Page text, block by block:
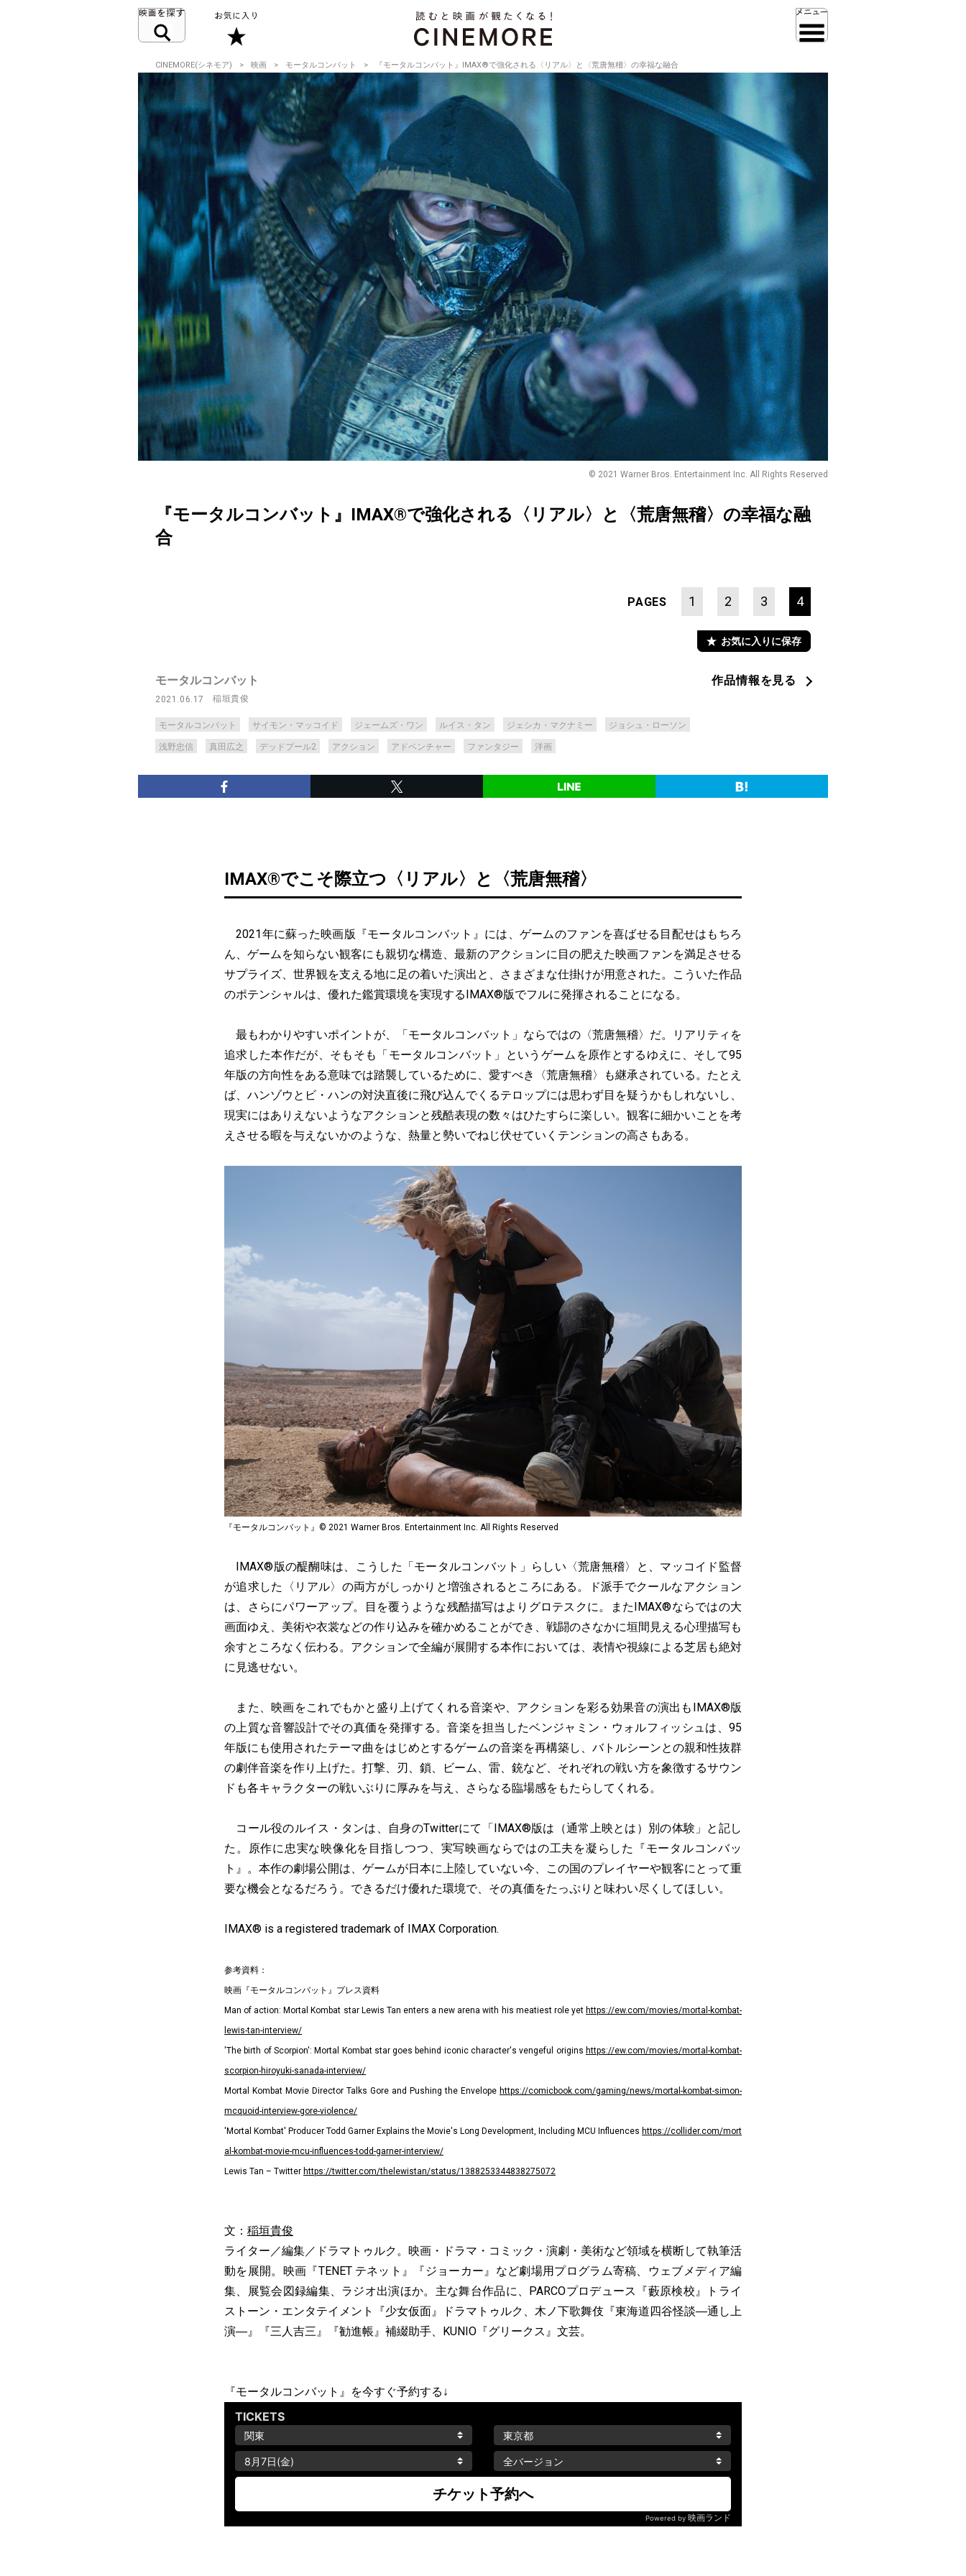
CINEMORE(シネモア) 映画 モータルコンバット 『モータルコンバット』IMAX®で強化される〈リアル〉と〈荒唐無稽〉の幸福な融合
© 2021 Warner Bros. Entertainment Inc. All Rights Reserved
『モータルコンバット』IMAX®で強化される〈リアル〉と〈荒唐無稽〉の幸福な融
合
PAGES 1 2 3 4
お気に入りに保存
モータルコンバット
2021.06.17 稲垣貴俊
モータルコンバット サイモン・マッコイド ジェームズ・ワン ルイス・タン ジェシカ・マクナミー ジョシュ・ローソン
浅野忠信 真田広之 デッドプール2 アクション アドベンチャー ファンタジー 洋画
作品情報を見る
IMAX®でこそ際立つ〈リアル〉と〈荒唐無稽〉
2021年に蘇った映画版『モータルコンバット』には、ゲームのファンを喜ばせる目配せはもちろ
ん、ゲームを知らない観客にも親切な構造、最新のアクションに目の肥えた映画ファンを満足させる
サプライズ、世界観を支える地に足の着いた演出と、さまざまな仕掛けが用意された。こういた作品
のポテンシャルは、優れた鑑賞環境を実現するIMAX®版でフルに発揮されることになる。
最もわかりやすいポイントが、「モータルコンバット」ならではの〈荒唐無稽〉だ。リアリティを
追求した本作だが、そもそも「モータルコンバット」というゲームを原作とするゆえに、そして95
年版の方向性をある意味では踏襲しているために、愛すべき〈荒唐無稽〉も継承されている。たとえ
ば、ハンゾウとビ・ハンの対決直後に飛び込んでくるテロップには思わず目を疑うかもしれないし、
現実にはありえないようなアクションと残酷表現の数々はひたすらに楽しい。観客に細かいことを考
えさせる暇を与えないかのような、熱量と勢いでねじ伏せていくテンションの高さもある。
『モータルコンバット』© 2021 Warner Bros. Entertainment Inc. All Rights Reserved
IMAX®版の醍醐味は、こうした「モータルコンバット」らしい〈荒唐無稽〉と、マッコイド監督
が追求した〈リアル〉の両方がしっかりと増強されるところにある。ド派手でクールなアクション
は、さらにパワーアップ。目を覆うような残酷描写はよりグロテスクに。またIMAX®ならではの大
画面ゆえ、美術や衣裳などの作り込みを確かめることができ、戦闘のさなかに垣間見える心理描写も
余すところなく伝わる。アクションで全編が展開する本作においては、表情や視線による芝居も絶対
に見逃せない。
また、映画をこれでもかと盛り上げてくれる音楽や、アクションを彩る効果音の演出もIMAX®版
の上質な音響設計でその真価を発揮する。音楽を担当したベンジャミン・ウォルフィッシュは、95
年版にも使用されたテーマ曲をはじめとするゲームの音楽を再構築し、バトルシーンとの親和性抜群
の劇伴音楽を作り上げた。打撃、刃、鎖、ビーム、雷、銃など、それぞれの戦い方を象徴するサウン
ドも各キャラクターの戦いぶりに厚みを与え、さらなる臨場感をもたらしてくれる。
コール役のルイス・タンは、自身のTwitterにて「IMAX®版は（通常上映とは）別の体験」と記し
た。原作に忠実な映像化を目指しつつ、実写映画ならではの工夫を凝らした『モータルコンバッ
ト』。本作の劇場公開は、ゲームが日本に上陸していない今、この国のプレイヤーや観客にとって重
要な機会となるだろう。できるだけ優れた環境で、その真価をたっぷりと味わい尽くしてほしい。
IMAX® is a registered trademark of IMAX Corporation.
参考資料：
映画『モータルコンバット』プレス資料
Man of action: Mortal Kombat star Lewis Tan enters a new arena with his meatiest role yet https://ew.com/movies/mortal-kombat-
lewis-tan-interview/
'The birth of Scorpion': Mortal Kombat star goes behind iconic character's vengeful origins https://ew.com/movies/mortal-kombat-
scorpion-hiroyuki-sanada-interview/
Mortal Kombat Movie Director Talks Gore and Pushing the Envelope https://comicbook.com/gaming/news/mortal-kombat-simon-
mcquoid-interview-gore-violence/
'Mortal Kombat' Producer Todd Garner Explains the Movie's Long Development, Including MCU Influences https://collider.com/mort
al-kombat-movie-mcu-influences-todd-garner-interview/
Lewis Tan – Twitter https://twitter.com/thelewistan/status/1388253344838275072
文： 稲垣貴俊
ライター／編集／ドラマトゥルク。映画・ドラマ・コミック・演劇・美術など領域を横断して執筆活
動を展開。映画『TENET テネット』『ジョーカー』など劇場用プログラム寄稿、ウェブメディア編
集、展覧会図録編集、ラジオ出演ほか。主な舞台作品に、PARCOプロデュース『藪原検校』トライ
ストーン・エンタテイメント『少女仮面』ドラマトゥルク、木ノ下歌舞伎『東海道四谷怪談―通し上
演―』『三人吉三』『勧進帳』補綴助手、KUNIO『グリークス』文芸。
『モータルコンバット』を今すぐ予約する↓